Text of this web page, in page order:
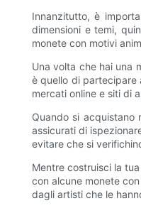
Innanzitutto, è
dimensioni e temi,
monete con motivi
Una volta che hai una
è quello di partecipare
mercati online e siti di
Quando si
assicurati di
evitare che si
Mentre costruisci la
con alcune monete
dagli artisti che le